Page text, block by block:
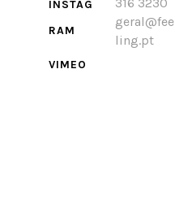
INSTAG
RAM
VIMEO
316 3230
geral@fee
ling.pt